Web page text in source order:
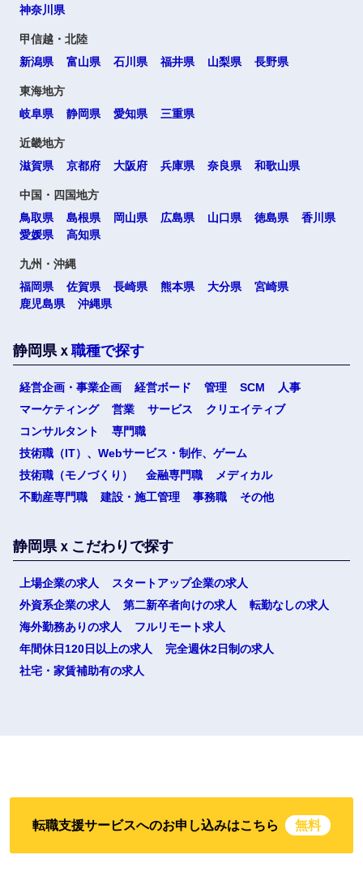
神奈川県
甲信越・北陸
新潟県
富山県 石川県 福井県 山梨県 長野県
東海地方
岐阜県
静岡県 愛知県 三重県
近畿地方
滋賀県
京都府 大阪府 兵庫県 奈良県 和歌山県
中国・四国地方
鳥取県
島根県 岡山県 広島県 山口県 徳島県
香川県
愛媛県
高知県
九州・沖縄
福岡県
佐賀県 長崎県 熊本県 大分県
宮崎県
鹿児島県
沖縄県
静岡県ｘ 職種で探す
経営企画・事業企画 経営ボード 管理 SCM
人事
マーケティング
営業 サービス
クリエイティブ
コンサルタント
専門職
技術職（IT）、Webサービス・制作、ゲーム
技術職（モノづくり）
金融専門職
メディカル
不動産専門職
建設・施工管理 事務職 その他
静岡県ｘこだわりで探す
上場企業の求人
スタートアップ企業の求人
外資系企業の求人
第二新卒者向けの求人
転勤なしの求人
海外勤務ありの求人
フルリモート求人
年間休日120日以上の求人
完全週休2日制の求人
社宅・家賃補助有の求人
転職支援サービスへのお申し込みはこちら 無料